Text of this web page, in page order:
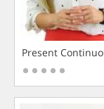
Present